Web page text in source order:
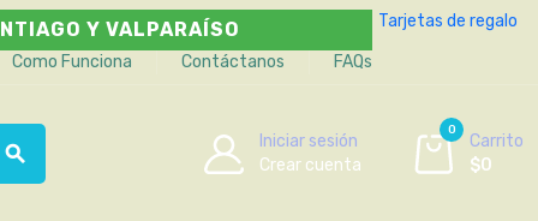
Y VALPARAÍSO
Como Funciona Contáctanos FAQs
Tarjetas de regalo
search
Iniciar sesión
Crear cuenta
0
Carrito
$0